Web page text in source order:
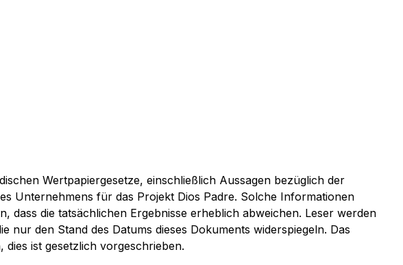
Wertpapiergesetze, einschließlich Aussagen bezüglich der
Unternehmens für das Projekt Dios Padre. Solche Informationen
die tatsächlichen Ergebnisse erheblich abweichen. Leser werden
den Stand des Datums dieses Dokuments widerspiegeln. Das
ist gesetzlich vorgeschrieben.